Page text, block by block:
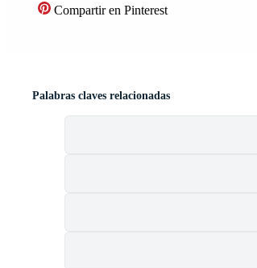
Compartir en Pinterest
Palabras claves relacionadas